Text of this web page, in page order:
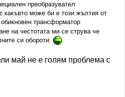
преобразувател
какъвто може би е този жълтия от
трансформатор
на честотата ми се струва че
си обороти.
май не е голям проблема с